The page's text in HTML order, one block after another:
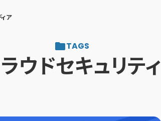
ア
TAGS
ウドセキュリティ